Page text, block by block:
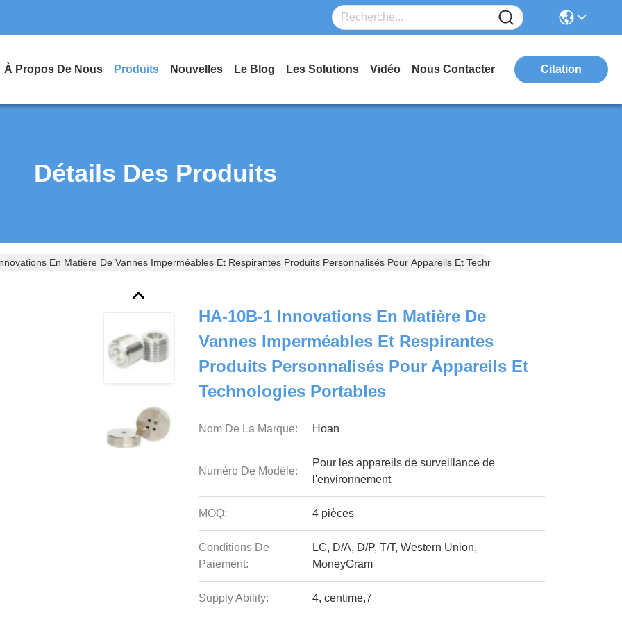
À Propos De Nous Produits Nouvelles Le Blog Les Solutions Vidéo Nous Contacter Citation
Détails Des Produits
En Matière De Vannes Imperméables Et Respirantes Produits Personnalisés Pour Appareils Et Technologies Portables
HA-10B-1 Innovations En Matière De
Vannes Imperméables Et Respirantes
Produits Personnalisés Pour Appareils Et
Technologies Portables
Nom De La Marque: Hoan
Numéro De Modèle:
Pour les appareils de surveillance de
l'environnement
MOQ: 4 pièces
Conditions De
Paiement:
LC, D/A, D/P, T/T, Western Union,
MoneyGram
Supply Ability: 4, centime,7